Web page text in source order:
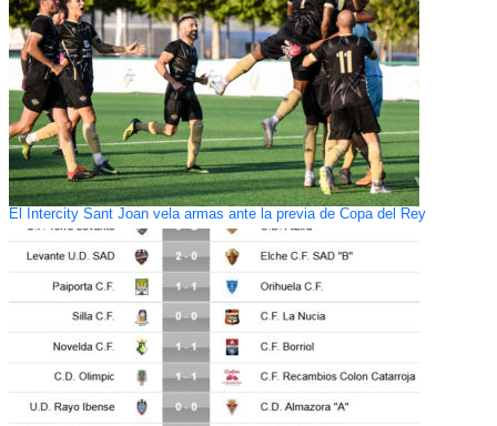
El Intercity Sant Joan vela armas ante la previa de Copa del Rey